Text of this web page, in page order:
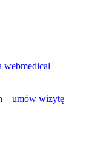
webmedical
– umów wizytę